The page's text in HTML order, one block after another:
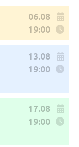
06.08
19:00
13.08
19:00
17.08
19:00